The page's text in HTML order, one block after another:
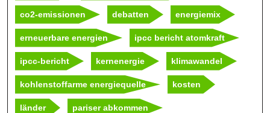
co2-emissionen debatten energiemix
erneuerbare energien ipcc bericht atomkraft
ipcc-bericht kernenergie klimawandel
kohlenstoffarme energiequelle kosten
länder pariser abkommen